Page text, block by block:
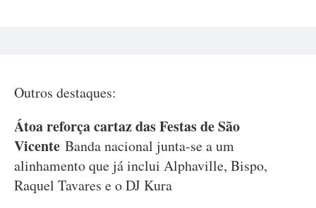
Outros destaques:
Átoa reforça cartaz das Festas de São
Vicente Banda nacional junta-se a um
alinhamento que já inclui Alphaville, Bispo,
Raquel Tavares e o DJ Kura